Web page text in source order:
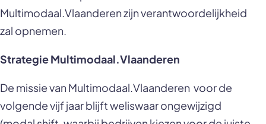
Multimodaal.Vlaanderen zijn verantwoordelijkheid
zal opnemen.
Strategie Multimodaal.Vlaanderen
De missie van Multimodaal.Vlaanderen voor de
volgende vijf jaar blijft weliswaar ongewijzigd